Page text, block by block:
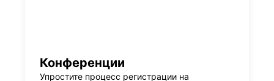
Конференции
Упростите процесс регистрации на